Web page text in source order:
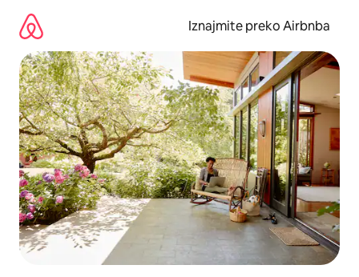
sadržaj
Iznajmite preko Airbnba